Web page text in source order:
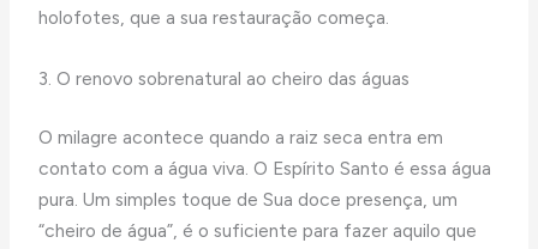
holofotes, que a sua restauração começa.
3. O renovo sobrenatural ao cheiro das águas
O milagre acontece quando a raiz seca entra em
contato com a água viva. O Espírito Santo é essa água
pura. Um simples toque de Sua doce presença, um
“cheiro de água”, é o suficiente para fazer aquilo que